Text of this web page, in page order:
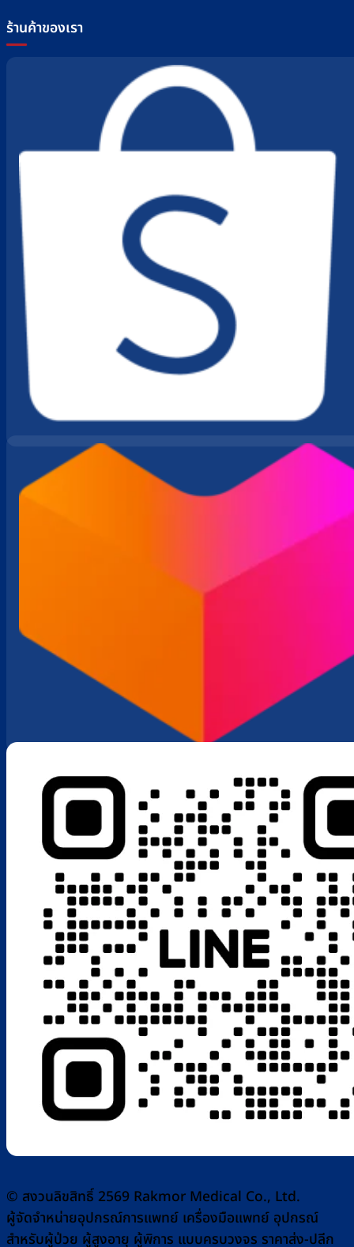
ร้านค้าของเรา
© สงวนลิขสิทธิ์ 2569 Rakmor Medical Co., Ltd.
ผู้จัดจำหน่ายอุปกรณ์การแพทย์ เครื่องมือแพทย์ อุปกรณ์
สำหรับผู้ป่วย ผู้สูงอายุ ผู้พิการ แบบครบวงจร ราคาส่ง-ปลีก